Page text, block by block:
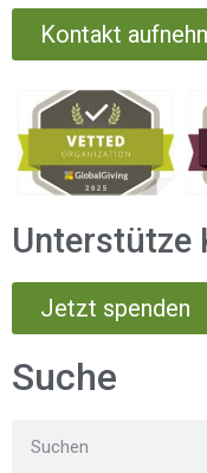
Kontakt
Unterstütze
Jetzt spenden
Suche